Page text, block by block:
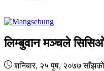
लिम्बुवान मञ्चले
शनिबार, २५ पुष, २०७७